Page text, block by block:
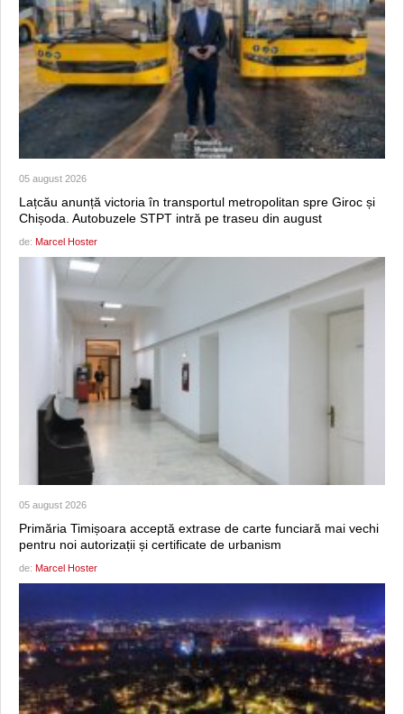
05 august 2026
Lațcău anunță victoria în transportul metropolitan spre Giroc și
Chișoda. Autobuzele STPT intră pe traseu din august
de: Marcel Hoster
05 august 2026
Primăria Timișoara acceptă extrase de carte funciară mai vechi
pentru noi autorizații și certificate de urbanism
de: Marcel Hoster